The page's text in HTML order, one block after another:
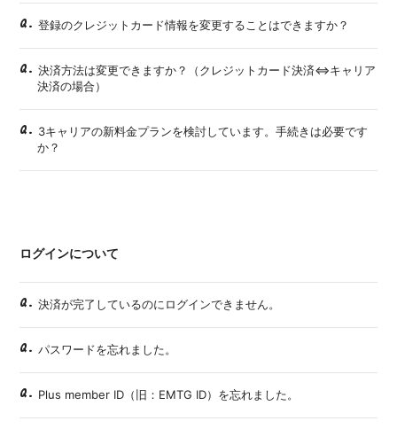
Q. 登録のクレジットカード情報を変更することはできますか？
Q. 決済方法は変更できますか？（クレジットカード決済⇔キャリア
決済の場合）
Q. 3キャリアの新料金プランを検討しています。手続きは必要です
か？
ログインについて
Q. 決済が完了しているのにログインできません。
Q. パスワードを忘れました。
Q. Plus member ID（旧：EMTG ID）を忘れました。